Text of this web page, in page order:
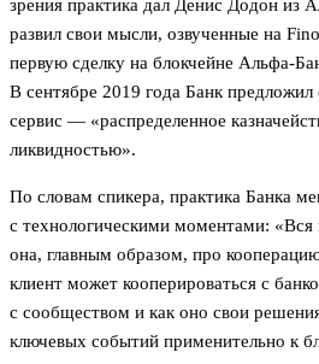
зрения практика дал Денис Додон из
развил свои мысли, озвученные на
первую сделку на блокчейне Альфа-
В сентябре 2019 года Банк
сервис — «распределенное
ликвидностью».
По словам спикера, практика Банка
с технологическими моментами:
она, главным образом, про
клиент может кооперироваться с
с сообществом и как оно свои
ключевых событий применительно к